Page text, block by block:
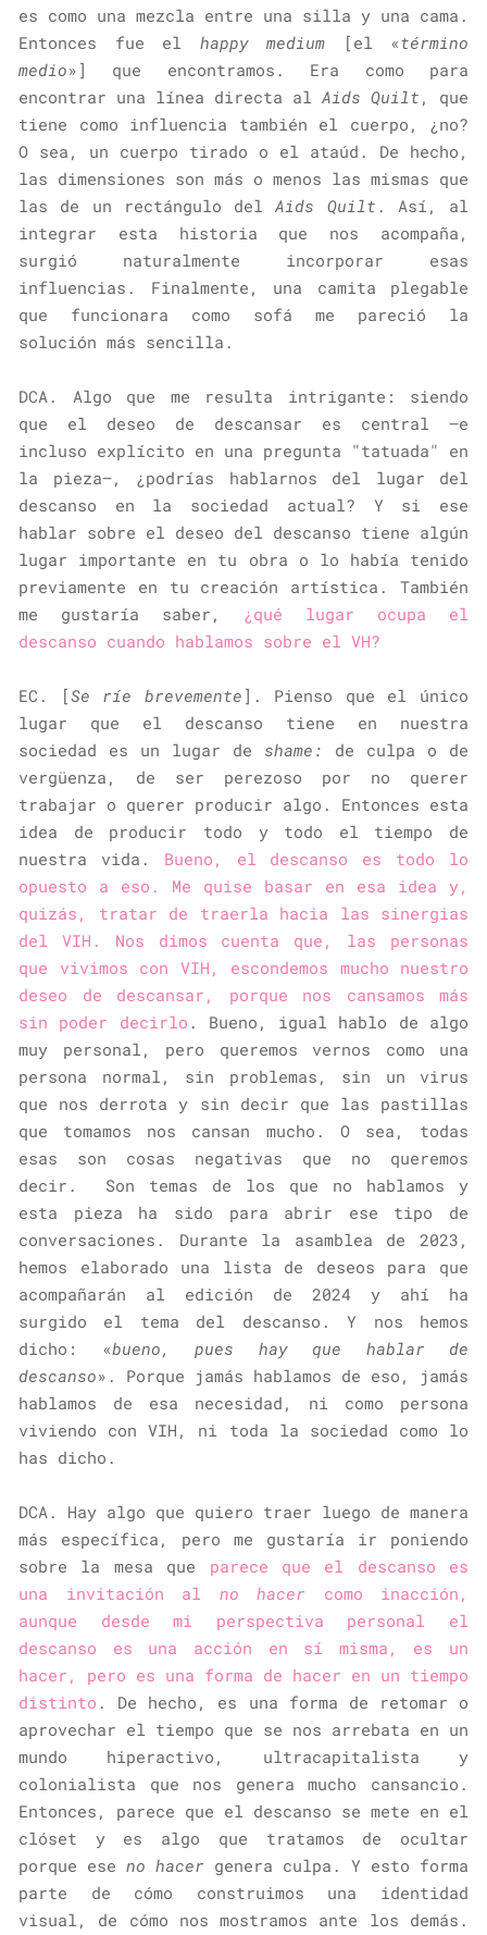
es como una mezcla entre una silla y una cama.
Entonces fue el happy medium [el «término
medio»] que encontramos. Era como para
encontrar una línea directa al Aids Quilt , que
tiene como influencia también el cuerpo, ¿no?
O sea, un cuerpo tirado o el ataúd. De hecho,
las dimensiones son más o menos las mismas que
las de un rectángulo del Aids Quilt . Así, al
integrar esta historia que nos acompaña,
surgió naturalmente incorporar esas
influencias. Finalmente, una camita plegable
que funcionara como sofá me pareció la
solución más sencilla.
DCA. Algo que me resulta intrigante: siendo
que el deseo de descansar es central —e
incluso explícito en una pregunta "tatuada" en
la pieza—, ¿podrías hablarnos del lugar del
descanso en la sociedad actual? Y si ese
hablar sobre el deseo del descanso tiene algún
lugar importante en tu obra o lo había tenido
previamente en tu creación artística. También
me gustaría saber, ¿qué lugar ocupa el
descanso cuando hablamos sobre el VH?
EC. [Se ríe brevemente ]. Pienso que el único
lugar que el descanso tiene en nuestra
sociedad es un lugar de shame: de culpa o de
vergüenza, de ser perezoso por no querer
trabajar o querer producir algo. Entonces esta
idea de producir todo y todo el tiempo de
nuestra vida. Bueno, el descanso es todo lo
opuesto a eso. Me quise basar en esa idea y,
quizás, tratar de traerla hacia las sinergias
del VIH. Nos dimos cuenta que, las personas
que vivimos con VIH, escondemos mucho nuestro
deseo de descansar, porque nos cansamos más
sin poder decirlo . Bueno, igual hablo de algo
muy personal, pero queremos vernos como una
persona normal, sin problemas, sin un virus
que nos derrota y sin decir que las pastillas
que tomamos nos cansan mucho. O sea, todas
esas son cosas negativas que no queremos
decir. Son temas de los que no hablamos y
esta pieza ha sido para abrir ese tipo de
conversaciones. Durante la asamblea de 2023,
hemos elaborado una lista de deseos para que
acompañarán al edición de 2024 y ahí ha
surgido el tema del descanso. Y nos hemos
dicho: «bueno, pues hay que hablar de
descanso». Porque jamás hablamos de eso, jamás
hablamos de esa necesidad, ni como persona
viviendo con VIH, ni toda la sociedad como lo
has dicho.
DCA. Hay algo que quiero traer luego de manera
más específica, pero me gustaría ir poniendo
sobre la mesa que parece que el descanso es
una invitación al no hacer como inacción,
aunque desde mi perspectiva personal el
descanso es una acción en sí misma, es un
hacer, pero es una forma de hacer en un tiempo
distinto . De hecho, es una forma de retomar o
aprovechar el tiempo que se nos arrebata en un
mundo hiperactivo, ultracapitalista y
colonialista que nos genera mucho cansancio.
Entonces, parece que el descanso se mete en el
clóset y es algo que tratamos de ocultar
porque ese no hacer genera culpa. Y esto forma
parte de cómo construimos una identidad
visual, de cómo nos mostramos ante los demás.